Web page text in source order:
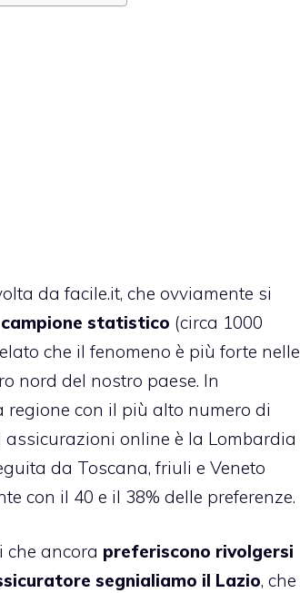
da facile.it, che ovviamente si
campione statistico (circa 1000
che il fenomeno è più forte nelle
nord del nostro paese. In
regione con il più alto numero di
assicurazioni online è la Lombardia
da Toscana, friuli e Veneto
con il 40 e il 38% delle preferenze.
che ancora preferiscono rivolgersi
segnialiamo il Lazio, che